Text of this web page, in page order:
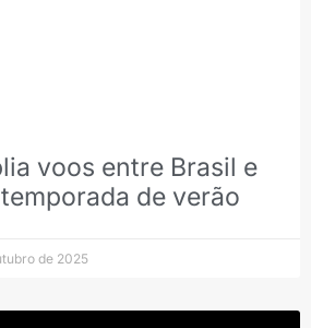
voos entre Brasil e
de verão
de 2025